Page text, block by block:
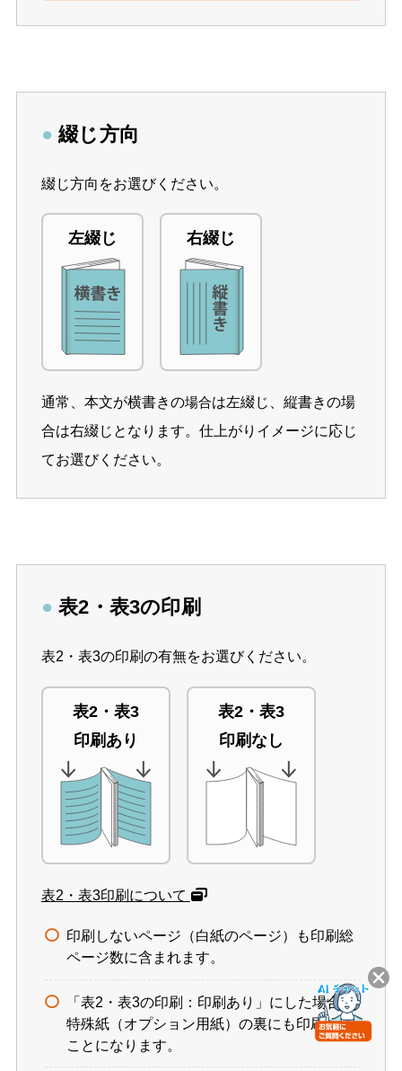
● 綴じ方向
綴じ方向をお選びください。
左綴じ 右綴じ
通常、本文が横書きの場合は左綴じ、縦書きの場
合は右綴じとなります。仕上がりイメージに応じ
てお選びください。
● 表2・表3の印刷
表2・表3の印刷の有無をお選びください。
表2・表3
印刷あり
表2・表3
印刷なし
表2・表3印刷について
印刷しないページ（白紙のページ）も印刷総
ページ数に含まれます。
「表2・表3の印刷：印刷あり」にした場合、
特殊紙（オプション用紙）の裏にも印刷する
ことになります。